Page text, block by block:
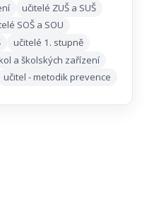
učitelé ZUŠ a SUŠ
SOŠ a SOU
učitelé 1. stupně
a školských zařízení
učitel - metodik prevence